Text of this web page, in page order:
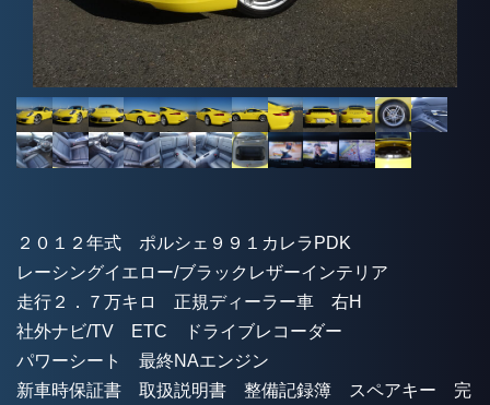
２０１２年式 ポルシェ９９１カレラPDK
レーシングイエロー/ブラックレザーインテリア
走行２．７万キロ 正規ディーラー車 右H
社外ナビ/TV ETC ドライブレコーダー
パワーシート 最終NAエンジン
新車時保証書 取扱説明書 整備記録簿 スペアキー 完